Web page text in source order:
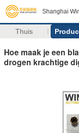
Shanghai
Thuis
Hoe maak je een
drogen krachtige